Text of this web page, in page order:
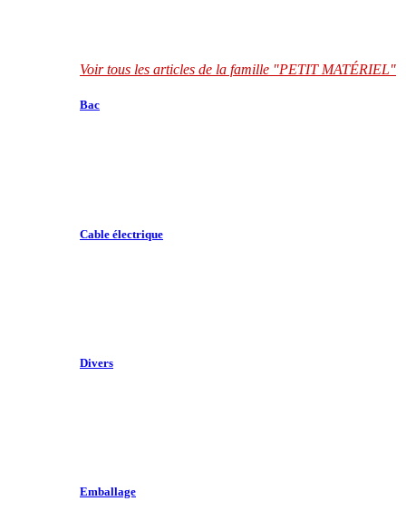
Voir tous les articles de la famille "PETIT MATÉRIEL"
Bac
Cable électrique
Divers
Emballage